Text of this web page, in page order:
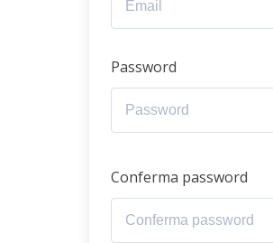
Password
Conferma password